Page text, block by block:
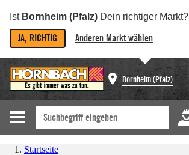
Ist Bornheim (Pfalz) Dein richtiger Markt?
JA, RICHTIG Anderen Markt wählen
Bornheim (Pfalz)
Startseite